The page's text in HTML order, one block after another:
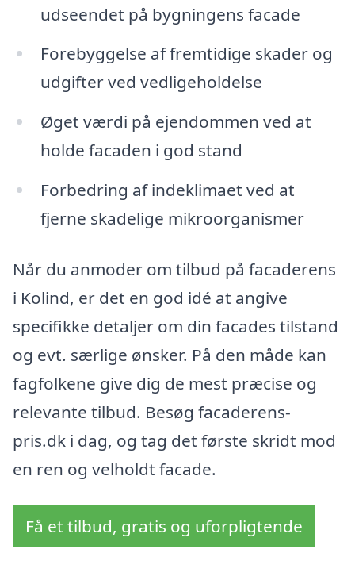
udseendet på bygningens facade
Forebyggelse af fremtidige skader og
udgifter ved vedligeholdelse
Øget værdi på ejendommen ved at
holde facaden i god stand
Forbedring af indeklimaet ved at
fjerne skadelige mikroorganismer
Når du anmoder om tilbud på facaderens
i Kolind, er det en god idé at angive
specifikke detaljer om din facades tilstand
og evt. særlige ønsker. På den måde kan
fagfolkene give dig de mest præcise og
relevante tilbud. Besøg facaderens-
pris.dk i dag, og tag det første skridt mod
en ren og velholdt facade.
Få et tilbud, gratis og uforpligtende